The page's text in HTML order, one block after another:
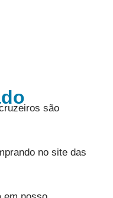
são
no site das